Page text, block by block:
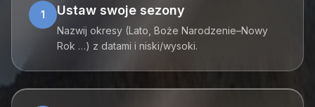
1 Ustaw swoje sezony
Nazwij okresy (Lato, Boże Narodzenie–Nowy
Rok …) z datami i niski/wysoki.